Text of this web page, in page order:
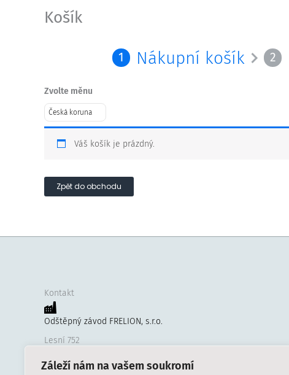
Záleží nám na vašem soukromí
Košík
1 Nákupní košík 2
Zvolte měnu
Česká koruna
Váš košík je prázdný.
Zpět do obchodu
Kontakt
Odštěpný závod FRELION, s.r.o.
Lesní 752
Česká republika